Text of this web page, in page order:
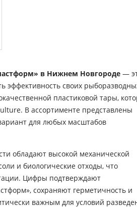
в Нижнем Новгороде —
эффективность своих
пластиковой тары,
В ассортименте представлены
для любых масштабов
обладают высокой механической
и биологические отходы, что
Цифры подтверждают
сохраняют герметичность и
важным для условий